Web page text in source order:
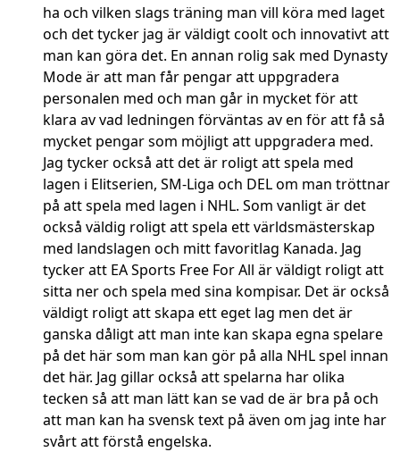
ha och vilken slags träning man vill köra med laget
och det tycker jag är väldigt coolt och innovativt att
man kan göra det. En annan rolig sak med Dynasty
Mode är att man får pengar att uppgradera
personalen med och man går in mycket för att
klara av vad ledningen förväntas av en för att få så
mycket pengar som möjligt att uppgradera med.
Jag tycker också att det är roligt att spela med
lagen i Elitserien, SM-Liga och DEL om man tröttnar
på att spela med lagen i NHL. Som vanligt är det
också väldig roligt att spela ett världsmästerskap
med landslagen och mitt favoritlag Kanada. Jag
tycker att EA Sports Free For All är väldigt roligt att
sitta ner och spela med sina kompisar. Det är också
väldigt roligt att skapa ett eget lag men det är
ganska dåligt att man inte kan skapa egna spelare
på det här som man kan gör på alla NHL spel innan
det här. Jag gillar också att spelarna har olika
tecken så att man lätt kan se vad de är bra på och
att man kan ha svensk text på även om jag inte har
svårt att förstå engelska.